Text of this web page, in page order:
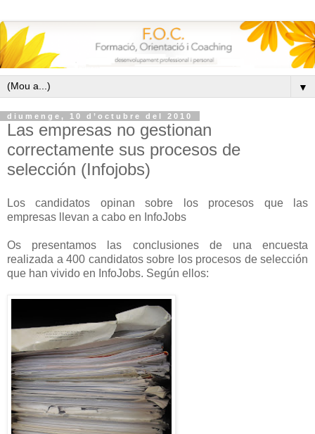
▼
diumenge, 10 d’octubre del 2010
Las empresas no gestionan
correctamente sus procesos de
selección (Infojobs)
Los candidatos opinan sobre los procesos que las
empresas llevan a cabo en InfoJobs
Os presentamos las conclusiones de una encuesta
realizada a 400 candidatos sobre los procesos de selección
que han vivido en InfoJobs. Según ellos: